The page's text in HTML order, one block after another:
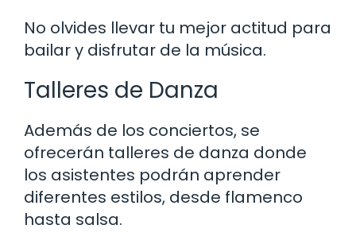
No olvides llevar tu mejor actitud para
bailar y disfrutar de la música.
Talleres de Danza
Además de los conciertos, se
ofrecerán talleres de danza donde
los asistentes podrán aprender
diferentes estilos, desde flamenco
hasta salsa.